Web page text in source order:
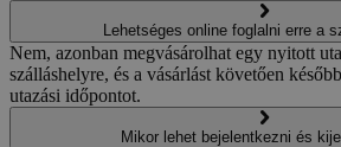
Lehetséges online foglalni erre a
Nem, azonban megvásárolhat egy nyitott
szálláshelyre, és a vásárlást követően
utazási időpontot.
Mikor lehet bejelentkezni és